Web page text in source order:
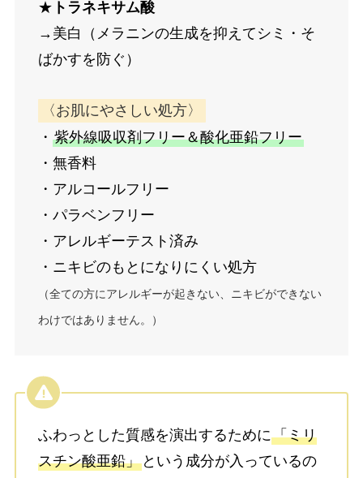
★ トラネキサム酸
→美白（メラニンの生成を抑えてシミ・そ
ばかすを防ぐ）
〈お肌にやさしい処方〉
・ 紫外線吸収剤フリー＆酸化亜鉛フリー
・無香料
・アルコールフリー
・パラベンフリー
・アレルギーテスト済み
・ニキビのもとになりにくい処方
（全ての方にアレルギーが起きない、ニキビができない
わけではありません。）
ふわっとした質感を演出するために「ミリ
スチン酸亜鉛」という成分が入っているの